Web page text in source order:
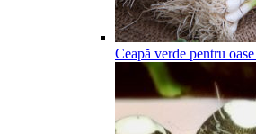
Ceapă verde pentru